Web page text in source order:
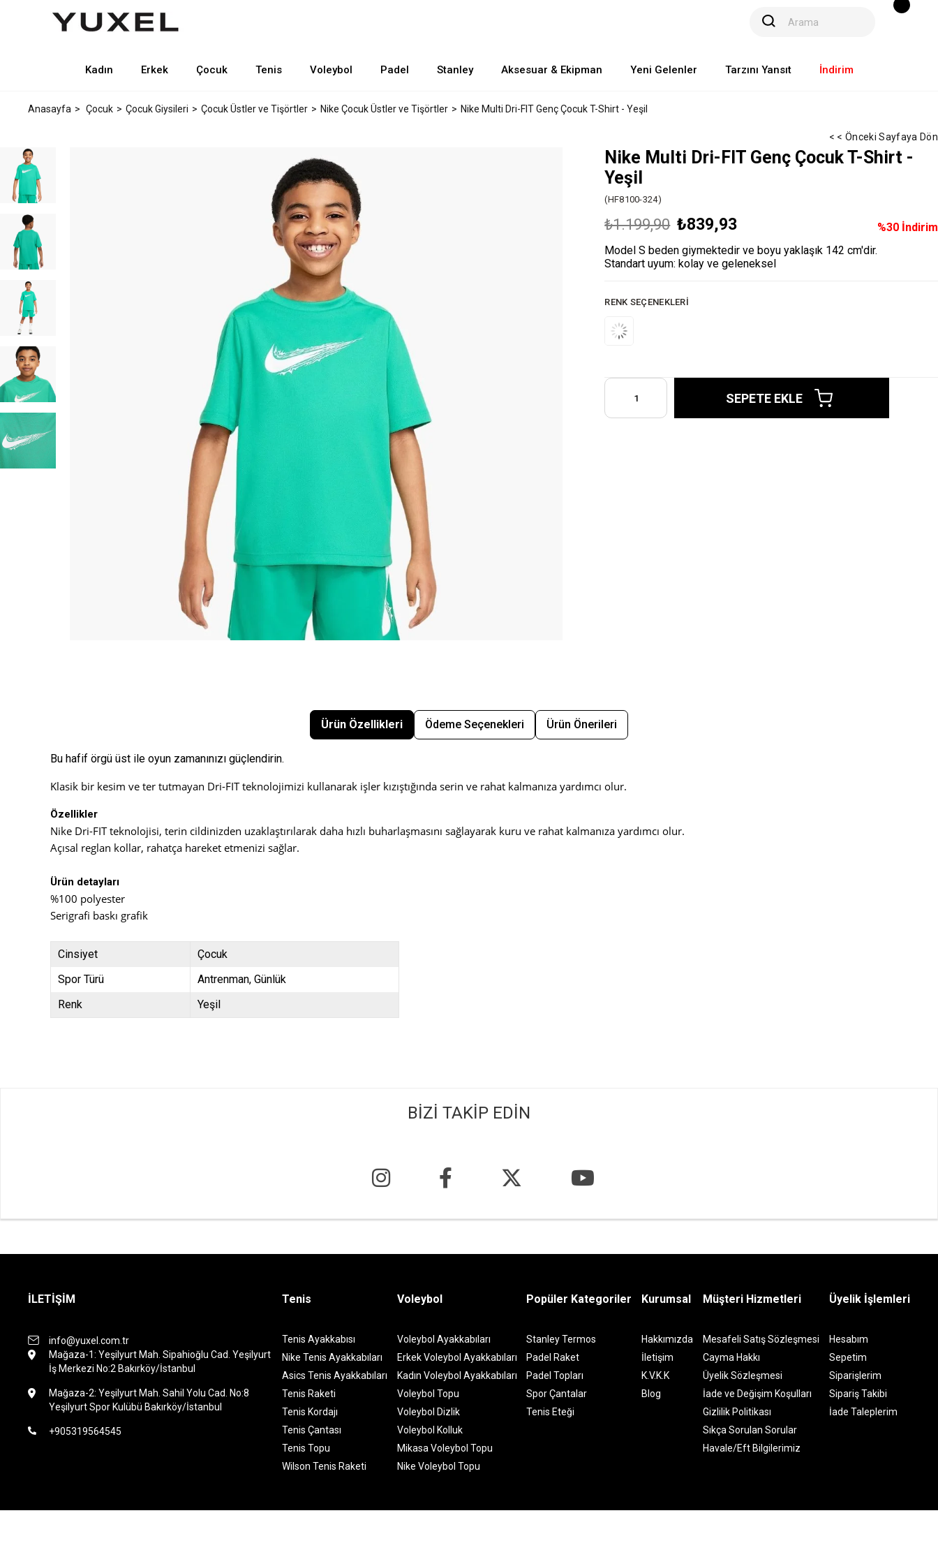
Kadın Erkek Çocuk Tenis Voleybol Padel Stanley Aksesuar & Ekipman Yeni Gelenler Tarzını Yansıt İndirim
Anasayfa Çocuk Çocuk Giysileri Çocuk Üstler ve Tişörtler Nike Çocuk Üstler ve Tişörtler Nike Multi Dri-FIT Genç Çocuk T-Shirt - Yeşil
< < Önceki Sayfaya Dön
Nike Multi Dri-FIT Genç Çocuk T-Shirt -
Yeşil
(HF8100-324)
%30İndirim
₺1.199,90 ₺839,93
Model S beden giymektedir ve boyu yaklaşık 142 cm'dir.
Standart uyum: kolay ve geleneksel
RENK SEÇENEKLERI
Ürün Özellikleri Ödeme Seçenekleri Ürün Önerileri
Bu hafif örgü üst ile oyun zamanınızı güçlendirin.
Klasik bir kesim ve ter tutmayan Dri-FIT teknolojimizi kullanarak işler kızıştığında serin ve rahat kalmanıza yardımcı olur.
Özellikler
Nike Dri-FIT teknolojisi, terin cildinizden uzaklaştırılarak daha hızlı buharlaşmasını sağlayarak kuru ve rahat kalmanıza yardımcı olur.
Açısal reglan kollar, rahatça hareket etmenizi sağlar.
Ürün detayları
%100 polyester
Serigrafi baskı grafik
Cinsiyet
Çocuk
Spor Türü
Antrenman Günlük
Renk
Yeşil
BİZİ TAKİP EDİN
İLETİŞİM
info@yuxel.com.tr
Mağaza-1: Yeşilyurt Mah. Sipahioğlu Cad. Yeşilyurt
İş Merkezi No:2 Bakırköy/İstanbul
Mağaza-2: Yeşilyurt Mah. Sahil Yolu Cad. No:8
Yeşilyurt Spor Kulübü Bakırköy/İstanbul
+905319564545
Tenis
Tenis Ayakkabısı
Nike Tenis Ayakkabıları
Asics Tenis Ayakkabıları
Tenis Raketi
Tenis Kordajı
Tenis Çantası
Tenis Topu
Wilson Tenis Raketi
Voleybol
Voleybol Ayakkabıları
Erkek Voleybol Ayakkabıları
Kadın Voleybol Ayakkabıları
Voleybol Topu
Voleybol Dizlik
Voleybol Kolluk
Mikasa Voleybol Topu
Nike Voleybol Topu
Popüler Kategoriler
Stanley Termos
Padel Raket
Padel Topları
Spor Çantalar
Tenis Eteği
Kurumsal
Hakkımızda
İletişim
K.V.K.K
Blog
Müşteri Hizmetleri
Mesafeli Satış Sözleşmesi
Cayma Hakkı
Üyelik Sözleşmesi
İade ve Değişim Koşulları
Gizlilik Politikası
Sıkça Sorulan Sorular
Havale/Eft Bilgilerimiz
Üyelik İşlemleri
Hesabım
Sepetim
Siparişlerim
Sipariş Takibi
İade Taleplerim